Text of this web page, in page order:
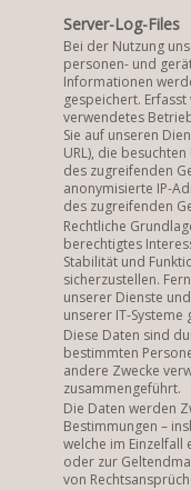
Server-Log-Files
Bei der Nutzung
personen- und
Informationen
gespeichert.
verwendetes
Sie auf unseren
URL), die
des zugreifenden
anonymisierte IP-
des zugreifenden
Rechtliche
berechtigtes
Stabilität und
sicherzustellen.
unserer Dienste
unserer IT-
Diese Daten sind
bestimmten
andere Zwecke
zusammengeführt.
Die Daten werden
Bestimmungen –
welche im
oder zur
von